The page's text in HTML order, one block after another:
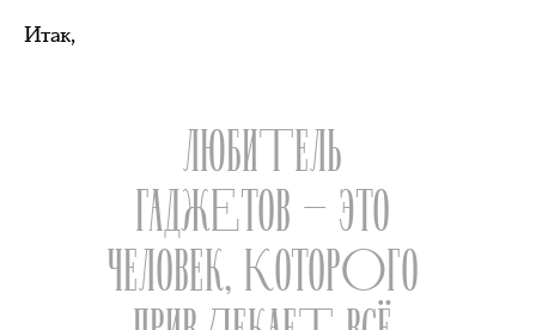
Итак,
ЛЮБИТЕЛЬ
ГАДЖЕТОВ — ЭТО
ЧЕЛОВЕК, КОТОРОГО